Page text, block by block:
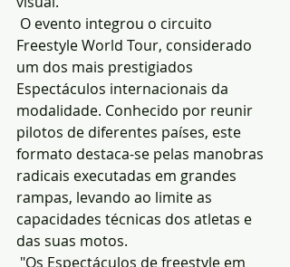
O evento integrou o circuito
Freestyle World Tour, considerado
um dos mais prestigiados
Espectáculos internacionais da
modalidade. Conhecido por reunir
pilotos de diferentes países, este
formato destaca-se pelas manobras
radicais executadas em grandes
rampas, levando ao limite as
capacidades técnicas dos atletas e
das suas motos.
"Os Espectáculos de freestyle em